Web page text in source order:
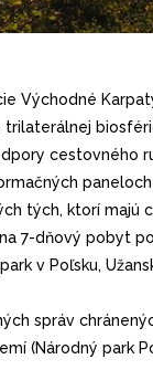
Východné
cestovného
tých, ktorí majú
7-dňový pobyt
v Poľsku,
správ
(Národný park